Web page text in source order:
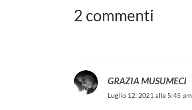
2 commenti
GRAZIA MUSUMECI
Luglio 12, 2021 alle 5:45 pm